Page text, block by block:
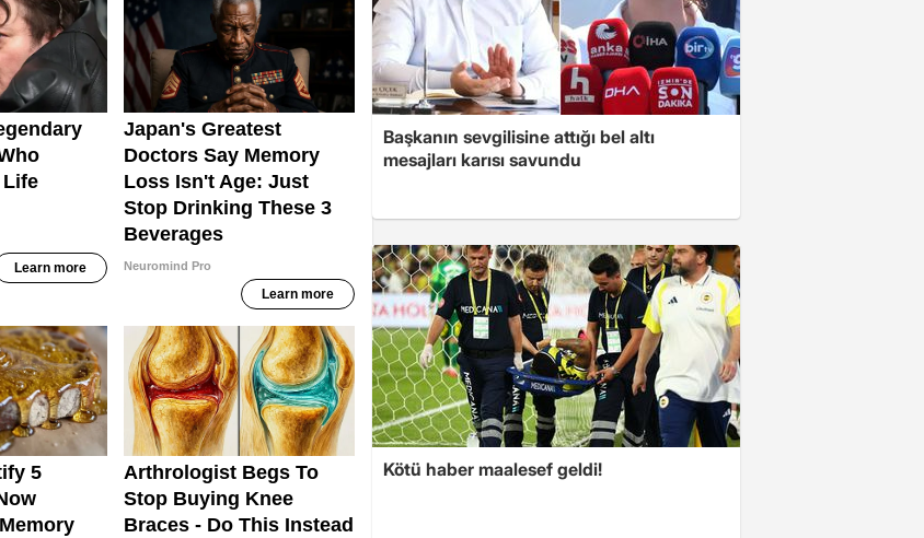
Başkanın sevgilisine attığı bel altı
mesajları karısı savundu
Kötü haber maalesef geldi!